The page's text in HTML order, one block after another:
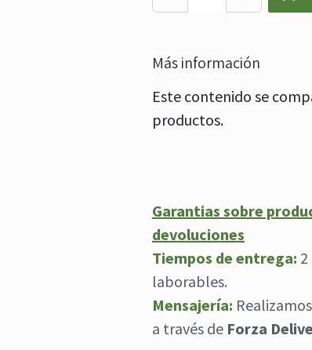
Más información
Este contenido se
productos.
Garantias sobre
devoluciones
Tiempos de entrega:
laborables.
Mensajería:
a través de Forza